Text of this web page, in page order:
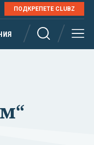
ПОДКРЕПЕТЕ CLUBZ